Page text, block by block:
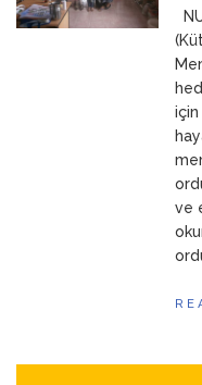
23 Mart 2026 ANNEM
için
ve